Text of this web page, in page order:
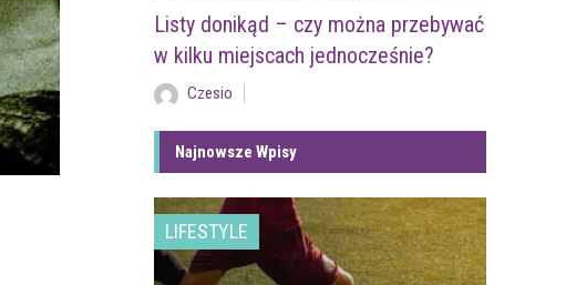
Listy donikąd – czy można przebywać
w kilku miejscach jednocześnie?
Czesio
Najnowsze Wpisy
LIFESTYLE